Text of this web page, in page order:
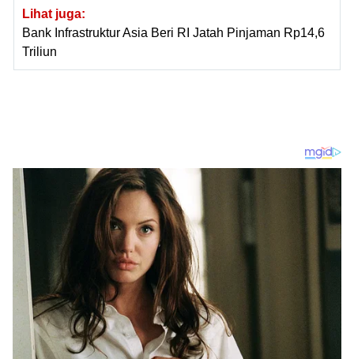
Lihat juga:
Bank Infrastruktur Asia Beri RI Jatah Pinjaman Rp14,6
Triliun